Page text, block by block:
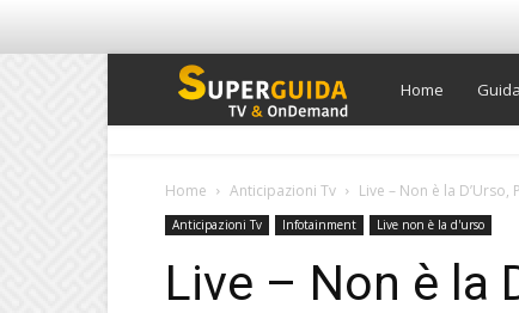
Super
TV
Home
Home Anticipazioni Tv Live – Non è la
Anticipazioni Tv Infotainment Live non è la d'urso
Live – Non è la